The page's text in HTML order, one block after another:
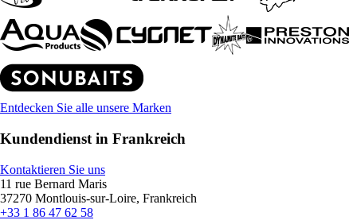
Entdecken Sie alle unsere Marken
Kundendienst in Frankreich
Kontaktieren Sie uns
11 rue Bernard Maris
37270 Montlouis-sur-Loire, Frankreich
+33 1 86 47 62 58